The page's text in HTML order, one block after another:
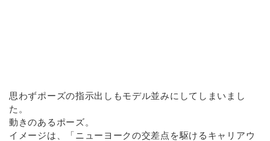
思わずポーズの指示出しもモデル並みにしてしまいまし
た。
動きのあるポーズ。
イメージは、「ニューヨークの交差点を駆けるキャリアウ